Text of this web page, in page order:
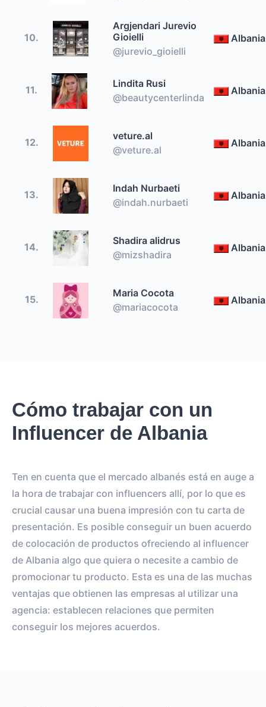
10.
Argjendari Jurevio
Gioielli
@jurevio_gioielli
Albania
11.
Lindita Rusi
@beautycenterlinda
Albania
12.
veture.al
@veture.al
Albania
13.
Indah Nurbaeti
@indah.nurbaeti
Albania
14.
Shadira alidrus
@mizshadira
Albania
15.
Maria Cocota
@mariacocota
Albania
Cómo trabajar con un
Influencer de Albania
Ten en cuenta que el mercado albanés está en auge a
la hora de trabajar con influencers allí, por lo que es
crucial causar una buena impresión con tu carta de
presentación. Es posible conseguir un buen acuerdo
de colocación de productos ofreciendo al influencer
de Albania algo que quiera o necesite a cambio de
promocionar tu producto. Esta es una de las muchas
ventajas que obtienen las empresas al utilizar una
agencia: establecen relaciones que permiten
conseguir los mejores acuerdos.